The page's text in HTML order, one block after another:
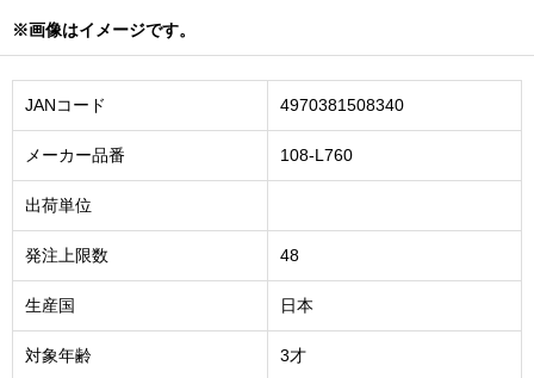
※画像はイメージです。
JANコード 4970381508340
メーカー品番 108-L760
出荷単位
発注上限数 48
生産国 日本
対象年齢 3才